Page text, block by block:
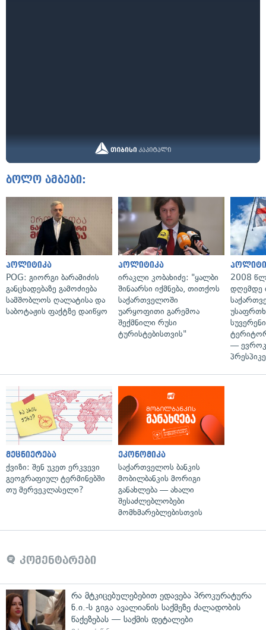
ბოლო ამბები:
პოლიტიკა
POG: გიორგი ბარამიძის
განცხადებაზე გამოძიება
სამშობლოს ღალატისა და
საბოტაჟის ფაქტზე დაიწყო
პოლიტიკა
ირაკლი კობახიძე: "ყალბი
შინაარსი იქმნება, თითქოს
საქართველოში
უარყოფითი გარემოა
შექმნილი რუსი
ტურისტებისთვის"
2008
დღემდე
—
მეცნიერება
ქვიზი: შენ უკეთ ერკვევი
გეოგრაფიულ ტერმინებში
თუ მერვეკლასელი?
ეკონომიკა
საქართველოს ბანკის
მობილბანკის მორიგი
განახლება — ახალი
შესაძლებლობები
მომხმარებლებისთვის
კომენტარები
რა მტკიცებულებებით ედავება პროკურატურა
ნ.ი.-ს გიგა ავალიანის საქმეზე ძალადობის
წაქეზებას — საქმის დეტალები